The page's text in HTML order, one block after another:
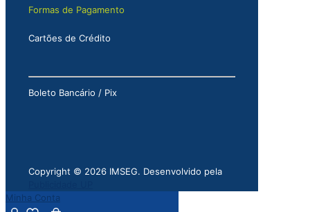
Formas de Pagamento
Cartões de Crédito
Boleto Bancário / Pix
Copyright © 2026 IMSEG. Desenvolvido pela
Minha Conta